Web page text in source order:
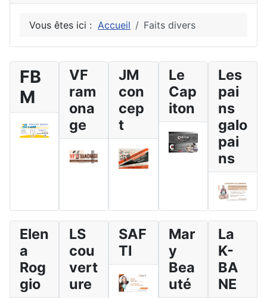
Vous êtes ici : Accueil Faits divers
FB
M
VF
ram
ona
ge
JM
con
cep
t
Le
Cap
iton
Les
pai
ns
galo
pai
ns
Elen
a
Rog
gio
LS
cou
vert
ure
SAF
TI
Mar
y
Bea
uté
La
K-
BA
NE